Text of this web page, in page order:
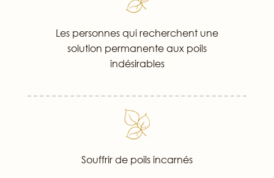
Les personnes qui recherchent une
solution permanente aux poils
indésirables
Souffrir de poils incarnés